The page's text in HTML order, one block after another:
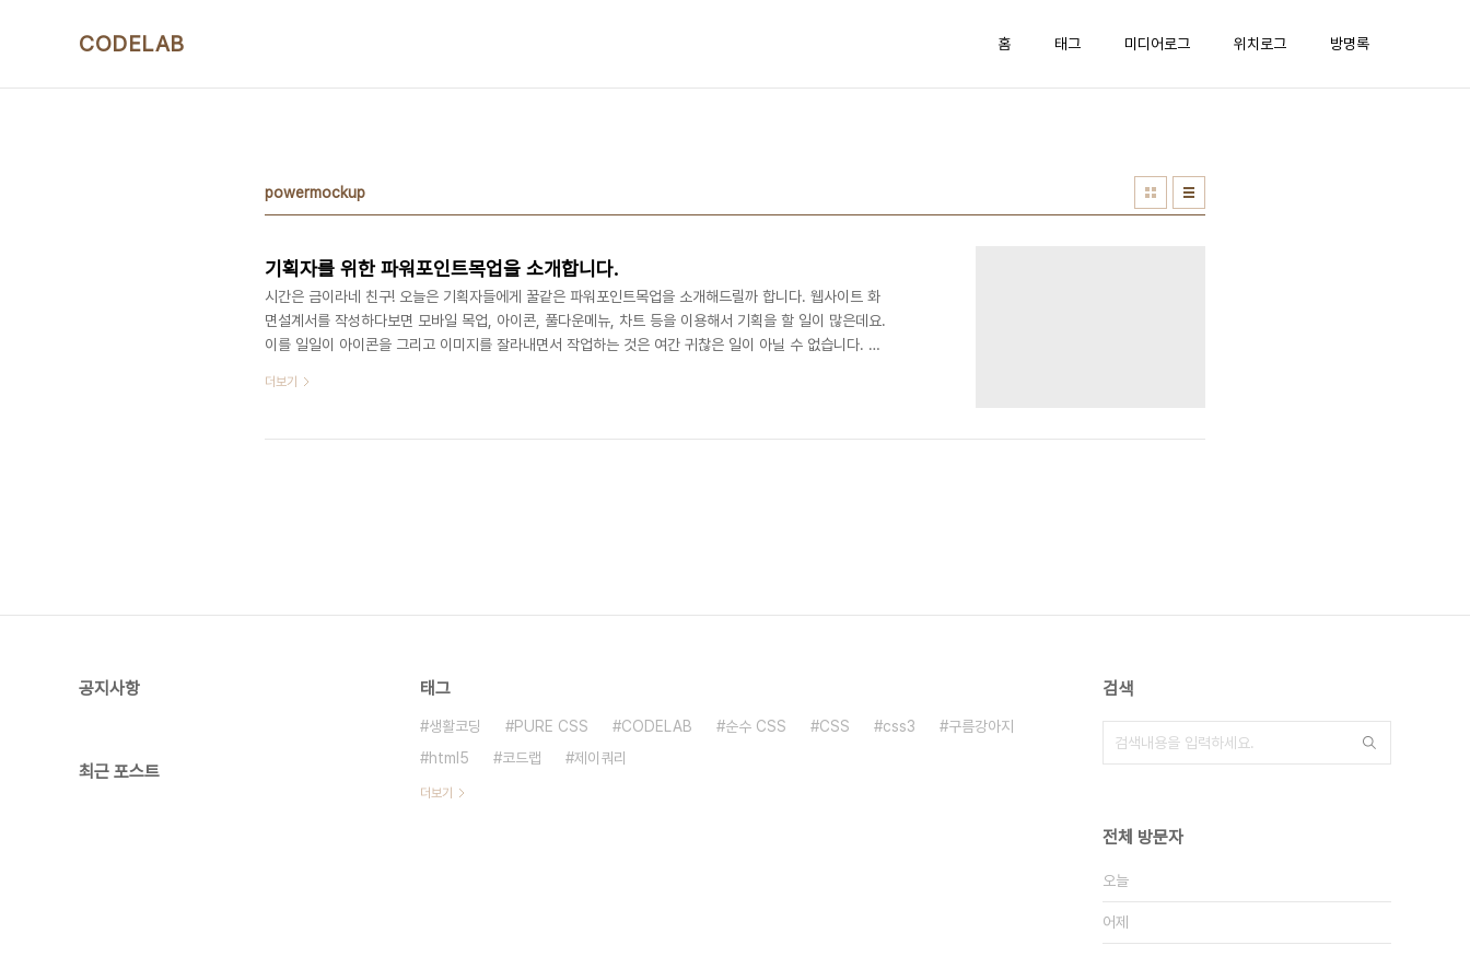
CODELAB 홈 태그 미디어로그 위치로그 방명록
powermockup
기획자를 위한 파워포인트목업을 소개합니다.
시간은 금이라네 친구! 오늘은 기획자들에게 꿀같은 파워포인트목업을 소개해드릴까 합니다. 웹사이트 화
면설계서를 작성하다보면 모바일 목업, 아이콘, 풀다운메뉴, 차트 등을 이용해서 기획을 할 일이 많은데요.
이를 일일이 아이콘을 그리고 이미지를 잘라내면서 작업하는 것은 여간 귀찮은 일이 아닐 수 없습니다. 오
문에 기획자의 체력과 멘탈 소모를 줄여주는 착한녀석입니다. 그럼 이 파워풀한녀석을 어떻게 설치하고 사
되니 필요에 따라 사용해주세요 ! 1.설치방법 2.사용방법 3.프리라이센스 이용방법 1. 설치방법 - ..
더보기
공지사항
최근 포스트
태그
생활코딩 PURE CSS CODELAB 순수 CSS CSS css3
구름강아지
html5
코드랩 제이쿼리
더보기
검색
전체 방문자
오늘
어제